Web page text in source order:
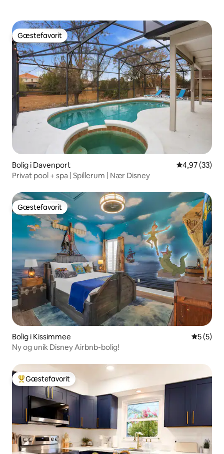
Gæstefavorit
Gæstefavorit
Bolig i Davenport 4,97 ud af 5 i
4,97 (33)
Privat pool + spa | Spillerum | Nær Disney
Gæstefavorit
Gæstefavorit
Bolig i Kissimmee 5 ud af 5
5 (5)
Ny og unik Disney Airbnb-bolig!
Bedste gæstefavorit
Gæstefavorit